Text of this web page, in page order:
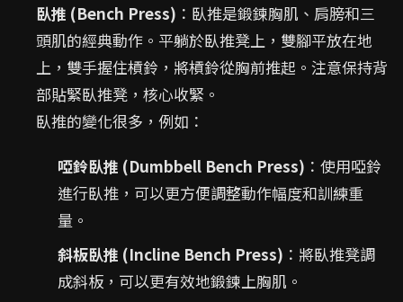
臥推 (Bench Press) ：臥推是鍛鍊胸肌、肩膀和三
頭肌的經典動作。平躺於臥推凳上，雙腳平放在地
上，雙手握住槓鈴，將槓鈴從胸前推起。注意保持背
部貼緊臥推凳，核心收緊。
臥推的變化很多，例如：
啞鈴臥推 (Dumbbell Bench Press) ：使用啞鈴
進行臥推，可以更方便調整動作幅度和訓練重
量。
斜板臥推 (Incline Bench Press) ：將臥推凳調
成斜板，可以更有效地鍛鍊上胸肌。